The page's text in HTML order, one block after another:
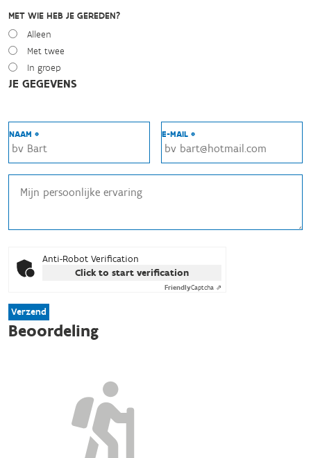
MET WIE HEB JE GEREDEN?
Alleen
Met twee
In groep
JE GEGEVENS
NAAM * E-MAIL *
Anti-Robot Verification
Click to start verification
FriendlyCaptcha ⇗
Verzend
Beoordeling